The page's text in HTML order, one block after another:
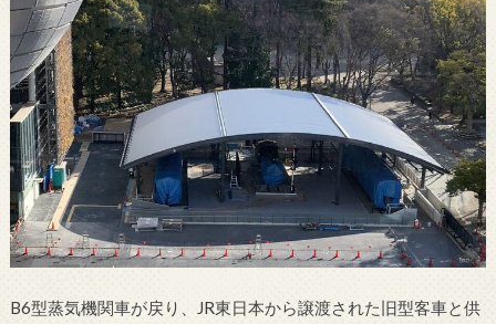
B6型蒸気機関車が戻り、JR東日本から譲渡された旧型客車と供